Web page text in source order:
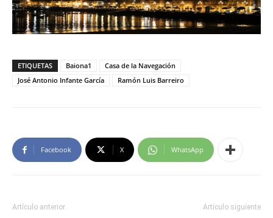
ETIQUETAS Baiona1
Casa de la Navegación
José Antonio Infante García
Ramón Luis Barreiro
Facebook X WhatsApp
Artículo anterior Artículo siguiente